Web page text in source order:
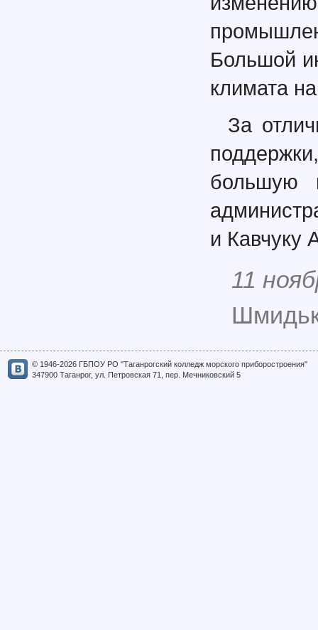
Большой
климата
За
большую
и Кавчуку
11
© 1946-2026 ГБПОУ РО "Таганрогский колледж морского приборостроения"
347900 Таганрог, ул. Петровская 71, пер. Мечниковский 5